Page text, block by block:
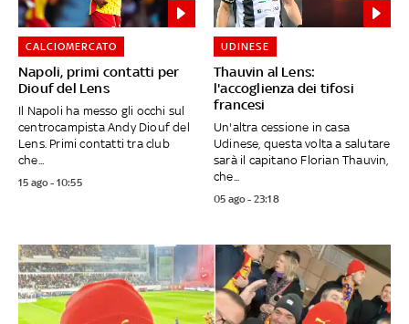
Napoli, primi contatti per
Diouf del Lens
CALCIOMERCATO
Il Napoli ha messo gli occhi sul
centrocampista Andy Diouf del
Lens. Primi contatti tra club
che...
15 ago - 10:55
Thauvin al Lens:
l'accoglienza dei tifosi
francesi
UDINESE
Un'altra cessione in casa
Udinese, questa volta a salutare
sarà il capitano Florian Thauvin,
che...
05 ago - 23:18